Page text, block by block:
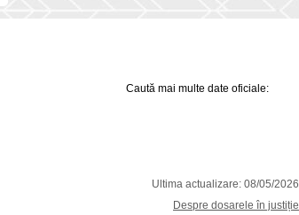
Caută mai multe date oficiale:
Ultima actualizare: 08/05/2026
Despre dosarele în justiție